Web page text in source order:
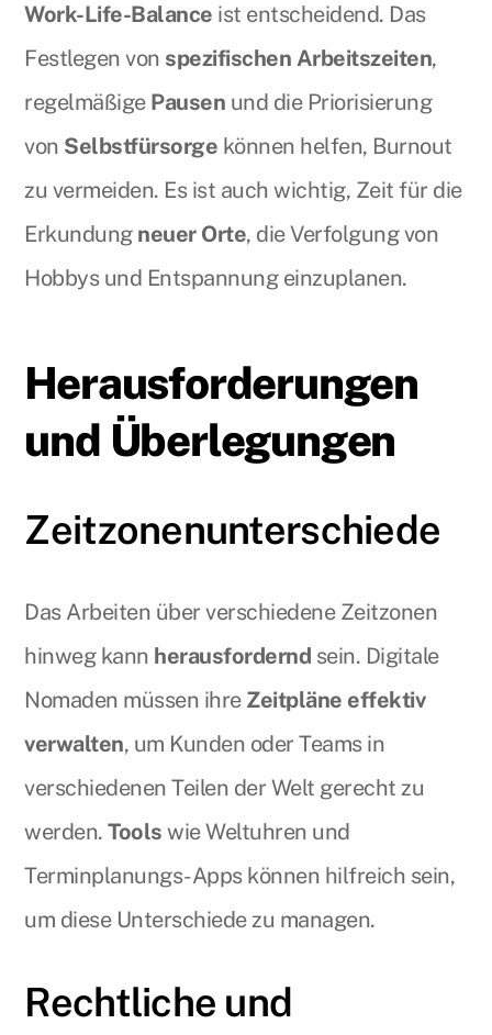
Work-Life-Balance ist entscheidend. Das
Festlegen von spezifischen Arbeitszeiten,
regelmäßige Pausen und die Priorisierung
von Selbstfürsorge können helfen, Burnout
zu vermeiden. Es ist auch wichtig, Zeit für die
Erkundung neuer Orte, die Verfolgung von
Hobbys und Entspannung einzuplanen.
Herausforderungen
und Überlegungen
Zeitzonenunterschiede
Das Arbeiten über verschiedene Zeitzonen
hinweg kann herausfordernd sein. Digitale
Nomaden müssen ihre Zeitpläne effektiv
verwalten, um Kunden oder Teams in
verschiedenen Teilen der Welt gerecht zu
werden.Tools wie Weltuhren und
Terminplanungs-Apps können hilfreich sein,
um diese Unterschiede zu managen.
Rechtliche und